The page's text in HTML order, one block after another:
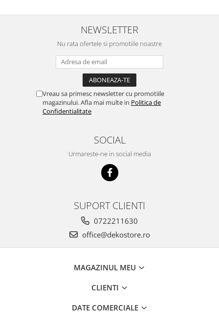
NEWSLETTER
Nu rata ofertele si promotiile noastre
Vreau sa primesc newsletter cu promotiile
magazinului. Afla mai multe in Politica de
Confidentialitate
SOCIAL
Urmareste-ne in social media
SUPORT CLIENTI
0722211630
office@dekostore.ro
MAGAZINUL MEU
CLIENTI
DATE COMERCIALE